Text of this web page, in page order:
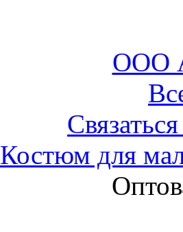
ООО
Костюм для